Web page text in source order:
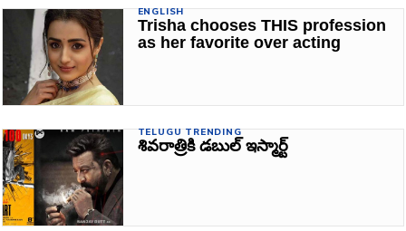
ENGLISH
Trisha chooses THIS profession
as her favorite over acting
TELUGU TRENDING
శివరాత్రికి డబుల్ ఇస్మార్ట్